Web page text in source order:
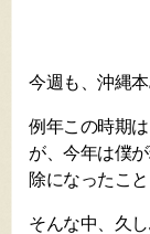
今週も、沖縄本
例年この時期
が、今年は僕
除になったこ
そんな中、久